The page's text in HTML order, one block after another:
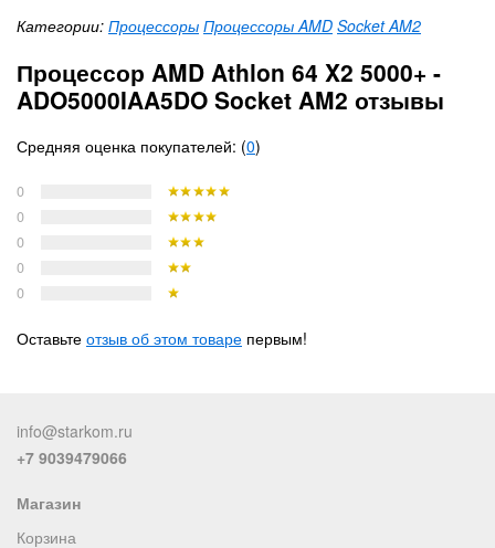
Категории: Процессоры Процессоры AMD Socket AM2
Процессор AMD Athlon 64 X2 5000+ -
ADO5000IAA5DO Socket AM2 отзывы
Средняя оценка покупателей: (0)
0
0
0
0
0
Оставьте отзыв об этом товаре первым!
info@starkom.ru
+7 9039479066
Магазин
Корзина